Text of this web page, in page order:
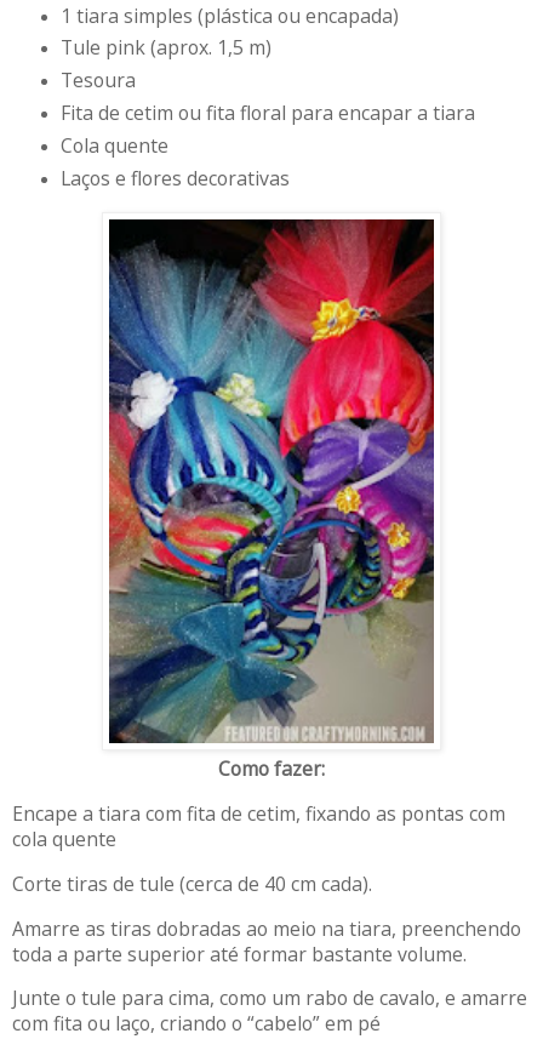
1 tiara simples (plástica ou encapada)
Tule pink (aprox. 1,5 m)
Tesoura
Fita de cetim ou fita floral para encapar a tiara
Cola quente
Laços e flores decorativas
Como fazer:
Encape a tiara com fita de cetim, fixando as pontas com
cola quente
Corte tiras de tule (cerca de 40 cm cada).
Amarre as tiras dobradas ao meio na tiara, preenchendo
toda a parte superior até formar bastante volume.
Junte o tule para cima, como um rabo de cavalo, e amarre
com fita ou laço, criando o “cabelo” em pé